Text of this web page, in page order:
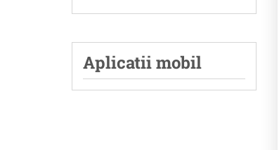
Aplicatii mobil